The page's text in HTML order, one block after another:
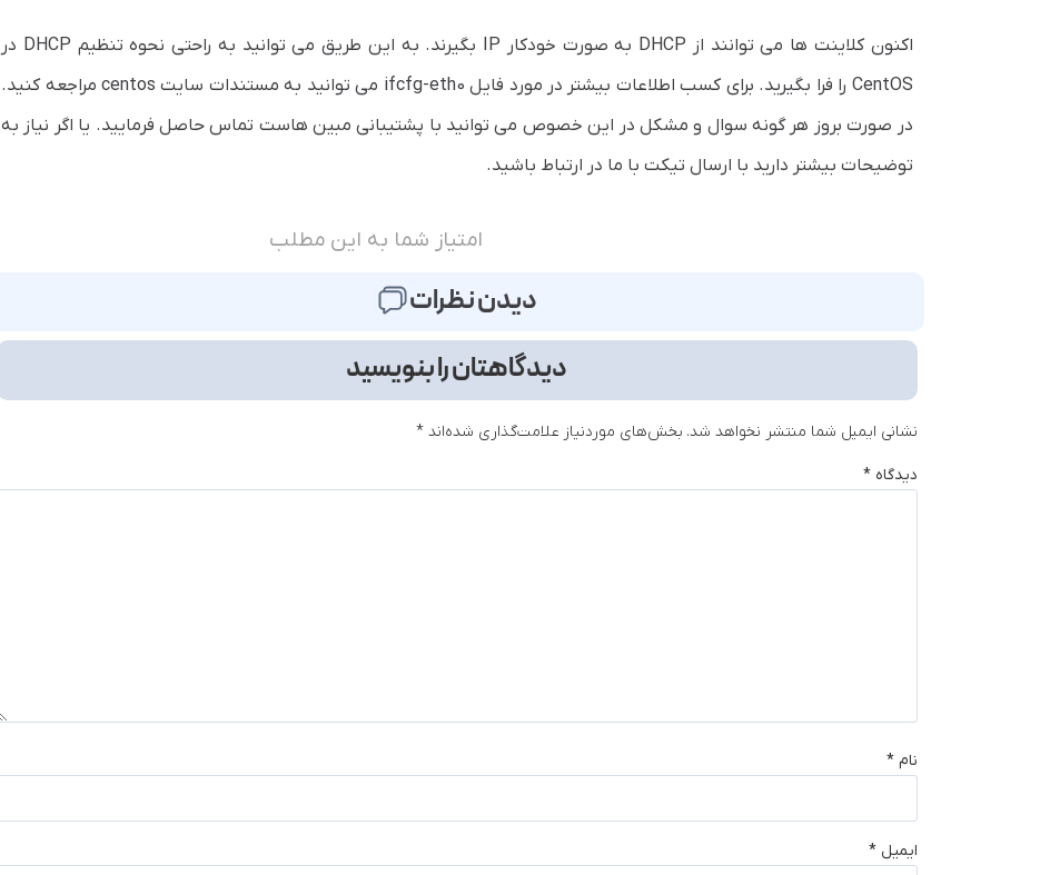
اکنون کلاینت ها می توانند از DHCP به صورت خودکار IP بگیرند. به این طریق می توانید به راحتی نحوه تنظیم DHCP‌ در
CentOS را فرا بگیرید. برای کسب اطلاعات بیشتر در مورد فایل ifcfg-eth0 می توانید به مستندات سایت centos مراجعه کنید.
در صورت بروز هر گونه سوال و مشکل در این خصوص می توانید با پشتیبانی مبین هاست تماس حاصل فرمایید. یا اگر نیاز به
توضیحات بیشتر دارید با ارسال تیکت با ما در ارتباط باشید.
امتیاز شما به این مطلب
دیدن نظرات
دیدگاهتان را بنویسید
نشانی ایمیل شما منتشر نخواهد شد. بخش‌های موردنیاز علامت‌گذاری شده‌اند*
دیدگاه*
نام*
ایمیل*